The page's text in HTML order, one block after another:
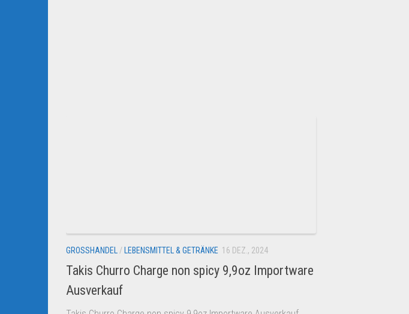
GROSSHANDEL/ LEBENSMITTEL & GETRÄNKE 16 DEZ., 2024
Takis Churro Charge non spicy 9,9oz Importware
Ausverkauf